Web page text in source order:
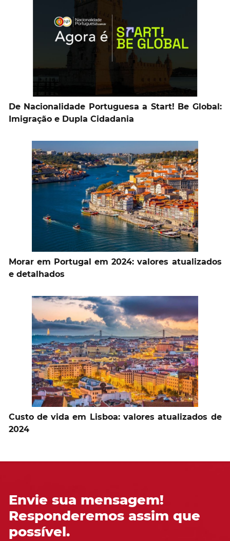
De Nacionalidade Portuguesa a Start! Be Global:
Imigração e Dupla Cidadania
Morar em Portugal em 2024: valores atualizados
e detalhados
Custo de vida em Lisboa: valores atualizados de
2024
Envie sua mensagem!
Responderemos assim que
possível.